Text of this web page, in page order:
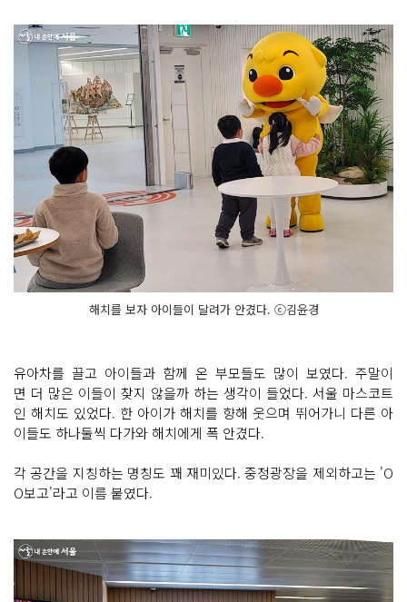
해치를 보자 아이들이 달려가 안겼다. ⓒ김윤경
유아차를 끌고 아이들과 함께 온 부모들도 많이 보였다. 주말이
면 더 많은 이들이 찾지 않을까 하는 생각이 들었다. 서울 마스코트
인 해치도 있었다. 한 아이가 해치를 향해 웃으며 뛰어가니 다른 아
이들도 하나둘씩 다가와 해치에게 폭 안겼다.
각 공간을 지칭하는 명칭도 꽤 재미있다. 중정광장을 제외하고는 'O
O보고'라고 이름 붙였다.